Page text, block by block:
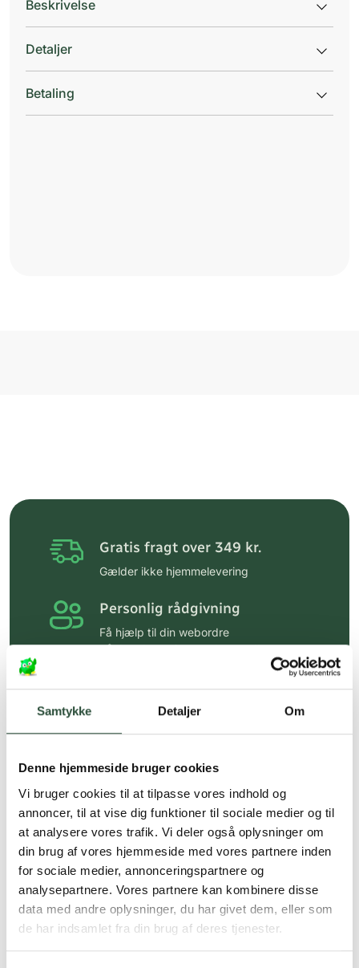
Samtykke Detaljer Om
Denne hjemmeside bruger cookies
Vi bruger cookies til at tilpasse vores indhold og
annoncer, til at vise dig funktioner til sociale medier og til
at analysere vores trafik. Vi deler også oplysninger om
din brug af vores hjemmeside med vores partnere inden
for sociale medier, annonceringspartnere og
analysepartnere. Vores partnere kan kombinere disse
data med andre oplysninger, du har givet dem, eller som
de har indsamlet fra din brug af deres tjenester.
Beskrivelse
Detaljer
Betaling
Gratis fragt over 349 kr.
Gælder ikke hjemmelevering
Personlig rådgivning
Få hjælp til din webordre
på:kundeservice@uglecare.dk
Hurtig levering (30 min. i Kbh)
Hurtigt leveringen via GLS, og DAO
*Gælder ikke ernæringsprodukter.
Stort udvalg af kendte
produkter
Vi tilbyder et stort udvalg af kendte
cremer, vitaminer og andre spændende
produkter – altid til fast lav pris.
Læs mere om Uglecare.dk her